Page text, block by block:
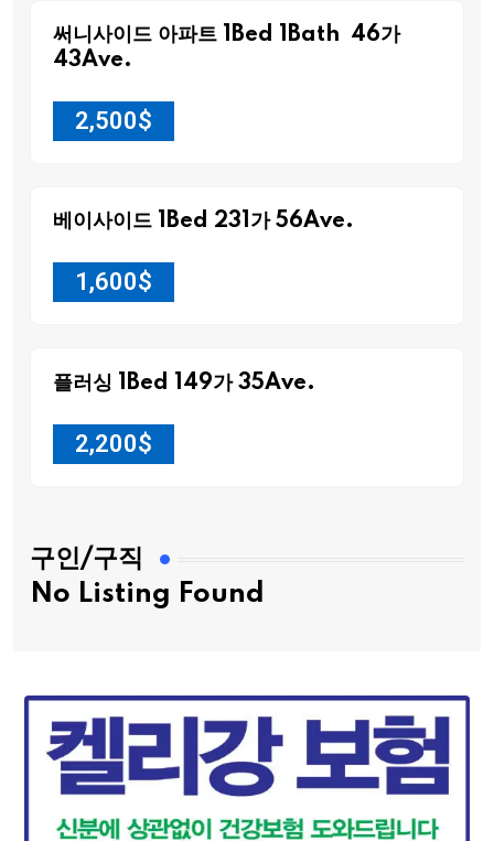
써니사이드 아파트 1Bed 1Bath 46가
43Ave.
2,500$
베이사이드 1Bed 231가 56Ave.
1,600$
플러싱 1Bed 149가 35Ave.
2,200$
구인/구직
No Listing Found